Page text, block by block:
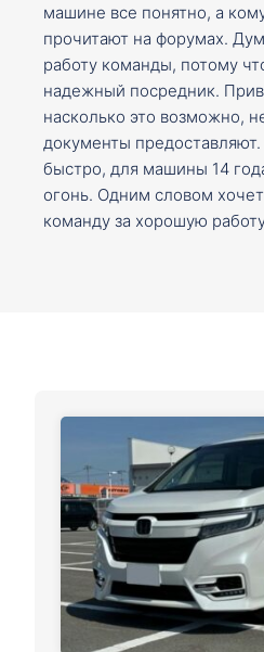
машине все понятно, а
прочитают на форумах.
работу команды, потому
надежный посредник.
насколько это возможно,
документы
быстро, для машины 14
огонь. Одним словом
команду за хорошую